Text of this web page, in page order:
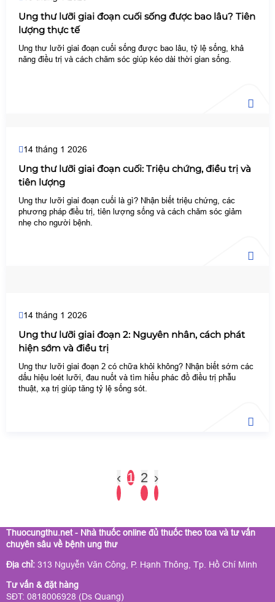
Ung thư lưỡi giai đoạn cuối sống được bao lâu? Tiên
lượng thực tế
Ung thư lưỡi giai đoạn cuối sống được bao lâu, tỷ lệ sống, khả
năng điều trị và cách chăm sóc giúp kéo dài thời gian sống.
14 tháng 1 2026
Ung thư lưỡi giai đoạn cuối: Triệu chứng, điều trị và
tiên lượng
Ung thư lưỡi giai đoạn cuối là gì? Nhận biết triệu chứng, các
phương pháp điều trị, tiên lượng sống và cách chăm sóc giảm
nhẹ cho người bệnh.
14 tháng 1 2026
Ung thư lưỡi giai đoạn 2: Nguyên nhân, cách phát
hiện sớm và điều trị
Ung thư lưỡi giai đoạn 2 có chữa khỏi không? Nhận biết sớm các
dấu hiệu loét lưỡi, đau nuốt và tìm hiểu phác đồ điều trị phẫu
thuật, xạ trị giúp tăng tỷ lệ sống sót.
‹ 1 2 ›
Thuocungthu.net - Nhà thuốc online đủ thuốc theo toa và tư vấn
chuyên sâu về bệnh ung thư
Địa chỉ: 313 Nguyễn Văn Công, P. Hạnh Thông, Tp. Hồ Chí Minh
Tư vấn & đặt hàng
SĐT: 0818006928 (Ds Quang)